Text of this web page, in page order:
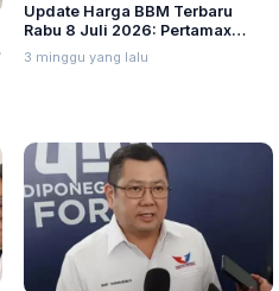
Update Harga BBM Terbaru
Rabu 8 Juli 2026: Pertamax
Turbo, Dexlite, dan Pertamina
Dex Turun
3 minggu yang lalu